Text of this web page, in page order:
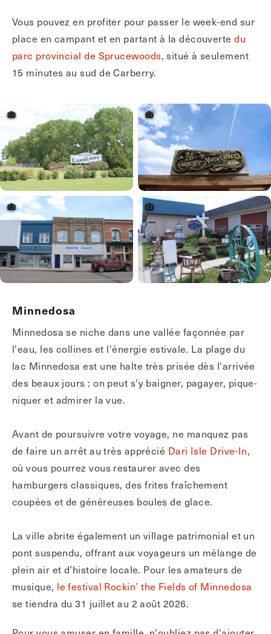
Vous pouvez en profiter pour passer le week-end sur
place en campant et en partant à la découvertedu
parc provincial de Sprucewoods, situé à seulement
15 minutes au sud de Carberry.
Minnedosa
Minnedosa se niche dans une vallée façonnée par
l'eau, les collines et l'énergie estivale. La plage du
lac Minnedosa est une halte très prisée dès l'arrivée
des beaux jours : on peut s'y baigner, pagayer, pique-
niquer et admirer la vue.
Avant de poursuivre votre voyage, ne manquez pas
de faire un arrêt au très apprécié Dari Isle Drive-In,
où vous pourrez vous restaurer avec des
hamburgers classiques, des frites fraîchement
coupées et de généreuses boules de glace.
La ville abrite également un village patrimonial et un
pont suspendu, offrant aux voyageurs un mélange de
plein air et d’histoire locale. Pour les amateurs de
musique, le festival Rockin’ the Fields of Minnedosa
se tiendra du 31 juillet au 2 août 2026.